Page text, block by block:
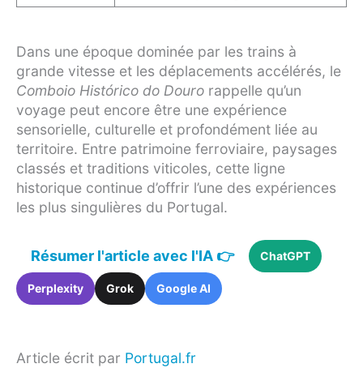
Dans une époque dominée par les trains à
grande vitesse et les déplacements accélérés, le
Comboio Histórico do Douro rappelle qu’un
voyage peut encore être une expérience
sensorielle, culturelle et profondément liée au
territoire. Entre patrimoine ferroviaire, paysages
classés et traditions viticoles, cette ligne
historique continue d’offrir l’une des expériences
les plus singulières du Portugal.
Résumer l'article avec l'IA 👉 ChatGPT
Perplexity Grok Google AI
Article écrit par Portugal.fr